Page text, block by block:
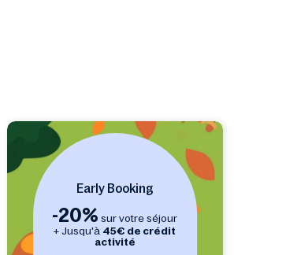
Early Booking
-20% sur votre séjour
+ Jusqu'à 45€ de crédit
activité